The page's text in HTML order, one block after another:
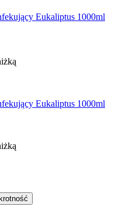
Eukaliptus 1000ml
Eukaliptus 1000ml